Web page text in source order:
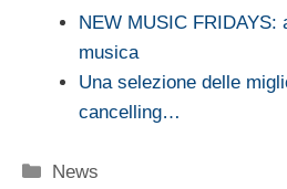
NEW MUSIC
musica
Una selezione delle
cancelling…
Categorie
News